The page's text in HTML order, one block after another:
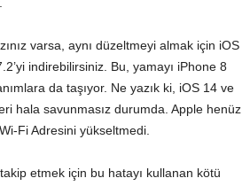
varsa, aynı düzeltmeyi almak için iOS
indirebilirsiniz. Bu, yamayı iPhone 8
da taşıyor. Ne yazık ki, iOS 14 ve
hala savunmasız durumda. Apple henüz
Fi Adresini yükseltmedi.
etmek için bu hatayı kullanan kötü